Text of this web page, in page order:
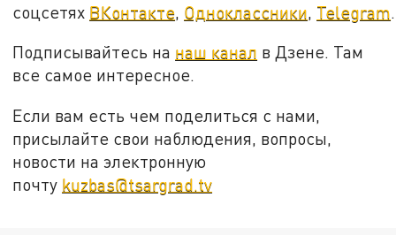
соцсетях ВКонтакте Одноклассники Telegram
Подписывайтесь на наш канал в Дзене. Там
все самое интересное.
Если вам есть чем поделиться с нами,
присылайте свои наблюдения, вопросы,
новости на электронную
почту kuzbas@tsargrad.tv